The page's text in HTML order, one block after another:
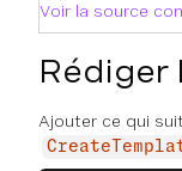
Voir la source
Rédiger
Ajouter ce qui